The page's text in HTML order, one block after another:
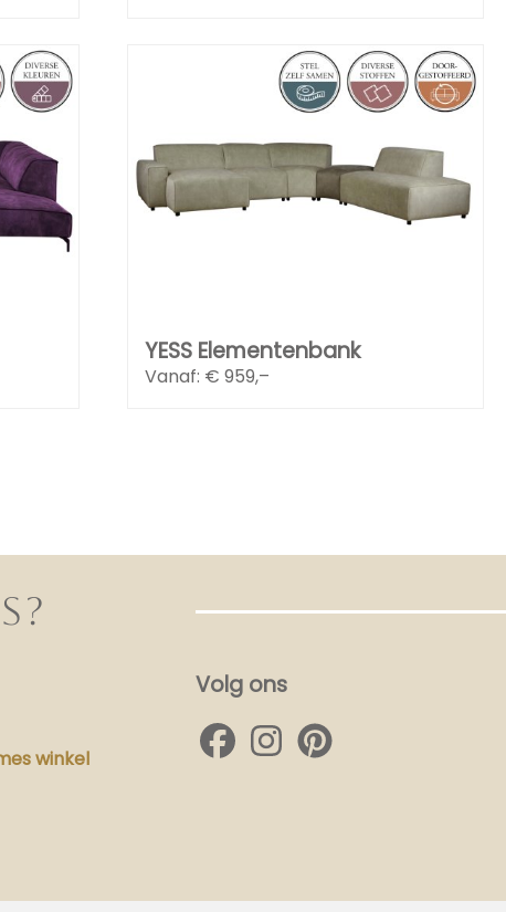
YESS Elementenbank
Vanaf: €959,–
winkel
Volg ons